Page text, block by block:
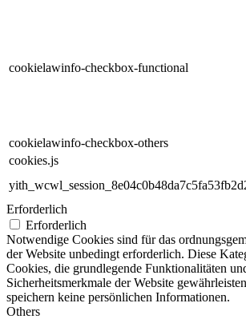
cookielawinfo-checkbox-functional
cookielawinfo-checkbox-others
cookies.js
Erforderlich
Erforderlich
Notwendige Cookies sind für das
der Website unbedingt erforderlich. Diese
Cookies, die grundlegende Funktionalitäten
Sicherheitsmerkmale der Website
speichern keine persönlichen Informationen.
Others